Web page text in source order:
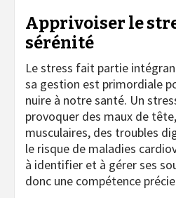
Apprivoiser le
sérénité
Le stress fait partie
sa gestion est primordiale
nuire à notre santé. Un
provoquer des maux de
musculaires, des troubles
le risque de maladies
à identifier et à gérer ses
donc une compétence